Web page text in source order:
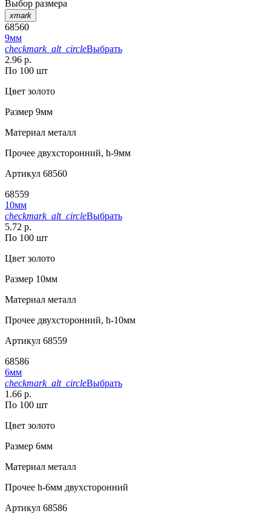
Выбор размера
xmark
68560
9мм
checkmark_alt_circleВыбрать
2.96 р.
По 100 шт
Цвет золото
Размер 9мм
Материал металл
Прочее двухсторонний, h-9мм
Артикул 68560
68559
10мм
checkmark_alt_circleВыбрать
5.72 р.
По 100 шт
Цвет золото
Размер 10мм
Материал металл
Прочее двухсторонний, h-10мм
Артикул 68559
68586
6мм
checkmark_alt_circleВыбрать
1.66 р.
По 100 шт
Цвет золото
Размер 6мм
Материал металл
Прочее h-6мм двухсторонний
Артикул 68586